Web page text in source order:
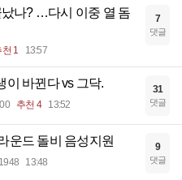
났나? …다시 이중 열 돔
1 13:57
7
댓글
이 바뀐다 vs 그닥.
추천 4 13:52
31
댓글
운드 돌비 음성지원
13:48
9
댓글